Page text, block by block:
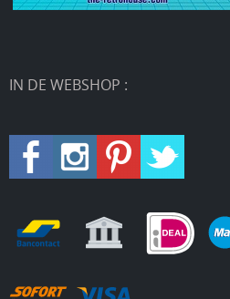
IN DE WEBSHOP :